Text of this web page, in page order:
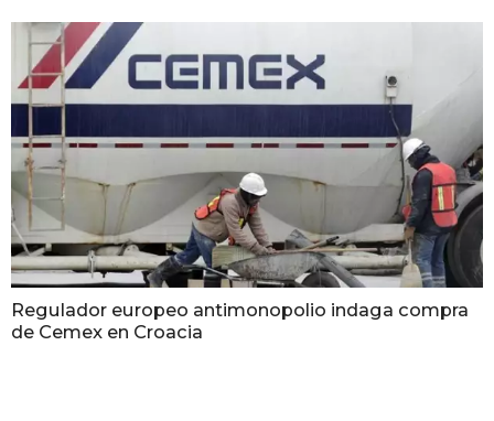
Regulador europeo antimonopolio indaga compra
de Cemex en Croacia